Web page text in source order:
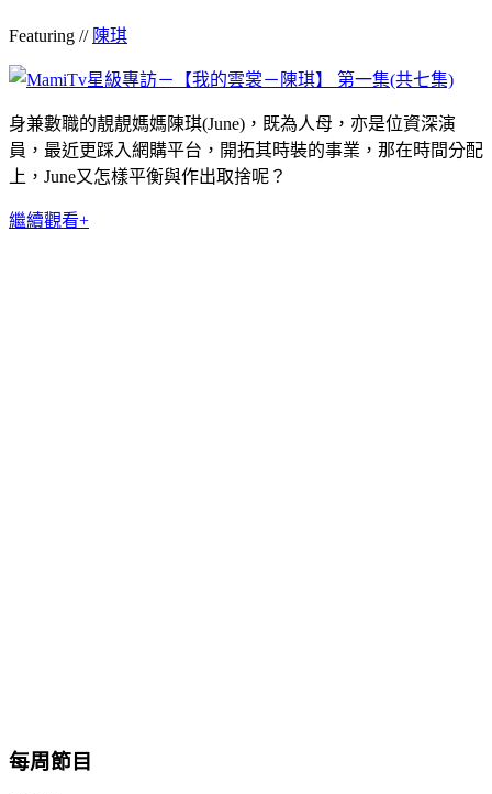
Featuring // 陳琪
身兼數職的靚靚媽媽陳琪(June)，既為人母，亦是位資深演
員，最近更踩入網購平台，開拓其時裝的事業，那在時間分配
上，June又怎樣平衡與作出取捨呢？
繼續觀看+
每周節目